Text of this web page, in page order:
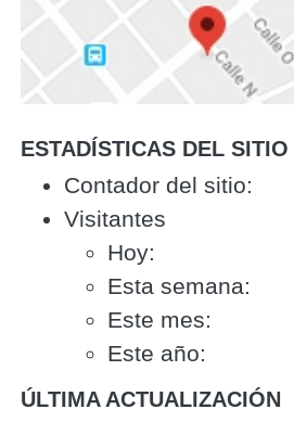
ESTADÍSTICAS DEL SITIO
‎Contador del sitio:‎
Visitantes
Hoy:
Esta semana:
Este mes:
Este año:
ÚLTIMA ACTUALIZACIÓN